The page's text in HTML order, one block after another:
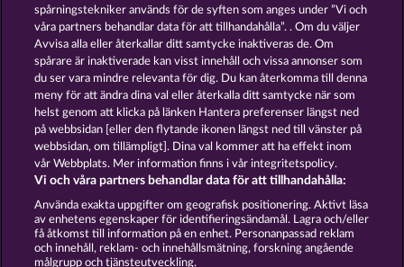
Back to the Fruits RoAR Tower of Power
Användarvillkor
Sekretess- och cookiepolicy Avtryck
Om Företaget FAQ
Skicka in en begäran om att ångra köpet
spårningstekniker används för de syften som anges under ”Vi och
våra partners behandlar data för att tillhandahålla”. . Om du väljer
Avvisa alla eller återkallar ditt samtycke inaktiveras de. Om
spårare är inaktiverade kan visst innehåll och vissa annonser som
du ser vara mindre relevanta för dig. Du kan återkomma till denna
meny för att ändra dina val eller återkalla ditt samtycke när som
helst genom att klicka på länken Hantera preferenser längst ned
på webbsidan [eller den flytande ikonen längst ned till vänster på
webbsidan, om tillämpligt]. Dina val kommer att ha effekt inom
vår Webbplats. Mer information finns i vår integritetspolicy.
Vi och våra partners behandlar data för att tillhandahålla:
Använda exakta uppgifter om geografisk positionering. Aktivt läsa
av enhetens egenskaper för identifieringsändamål. Lagra och/eller
få åtkomst till information på en enhet. Personanpassad reklam
och innehåll, reklam- och innehållsmätning, forskning angående
målgrupp och tjänsteutveckling.